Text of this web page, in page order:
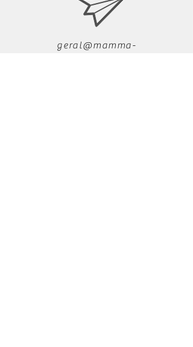
geral@mamma-